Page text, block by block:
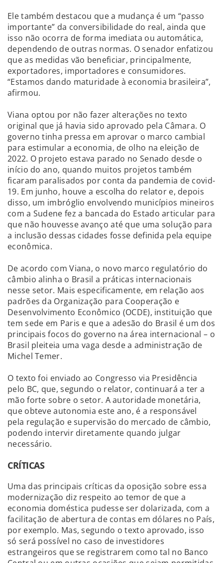
Ele também destacou que a mudança é um “passo
importante” da conversibilidade do real, ainda que
isso não ocorra de forma imediata ou automática,
dependendo de outras normas. O senador enfatizou
que as medidas vão beneficiar, principalmente,
exportadores, importadores e consumidores.
“Estamos dando maturidade à economia brasileira”,
afirmou.
Viana optou por não fazer alterações no texto
original que já havia sido aprovado pela Câmara. O
governo tinha pressa em aprovar o marco cambial
para estimular a economia, de olho na eleição de
2022. O projeto estava parado no Senado desde o
início do ano, quando muitos projetos também
ficaram paralisados por conta da pandemia de covid-
19. Em junho, houve a escolha do relator e, depois
disso, um imbróglio envolvendo municípios mineiros
com a Sudene fez a bancada do Estado articular para
que não houvesse avanço até que uma solução para
a inclusão dessas cidades fosse definida pela equipe
econômica.
De acordo com Viana, o novo marco regulatório do
câmbio alinha o Brasil a práticas internacionais
nesse setor. Mais especificamente, em relação aos
padrões da Organização para Cooperação e
Desenvolvimento Econômico (OCDE), instituição que
tem sede em Paris e que a adesão do Brasil é um dos
principais focos do governo na área internacional – o
Brasil pleiteia uma vaga desde a administração de
Michel Temer.
O texto foi enviado ao Congresso via Presidência
pelo BC, que, segundo o relator, continuará a ter a
mão forte sobre o setor. A autoridade monetária,
que obteve autonomia este ano, é a responsável
pela regulação e supervisão do mercado de câmbio,
podendo intervir diretamente quando julgar
necessário.
CRÍTICAS
Uma das principais críticas da oposição sobre essa
modernização diz respeito ao temor de que a
economia doméstica pudesse ser dolarizada, com a
facilitação de abertura de contas em dólares no País,
por exemplo. Mas, segundo o texto aprovado, isso
só será possível no caso de investidores
estrangeiros que se registrarem como tal no Banco